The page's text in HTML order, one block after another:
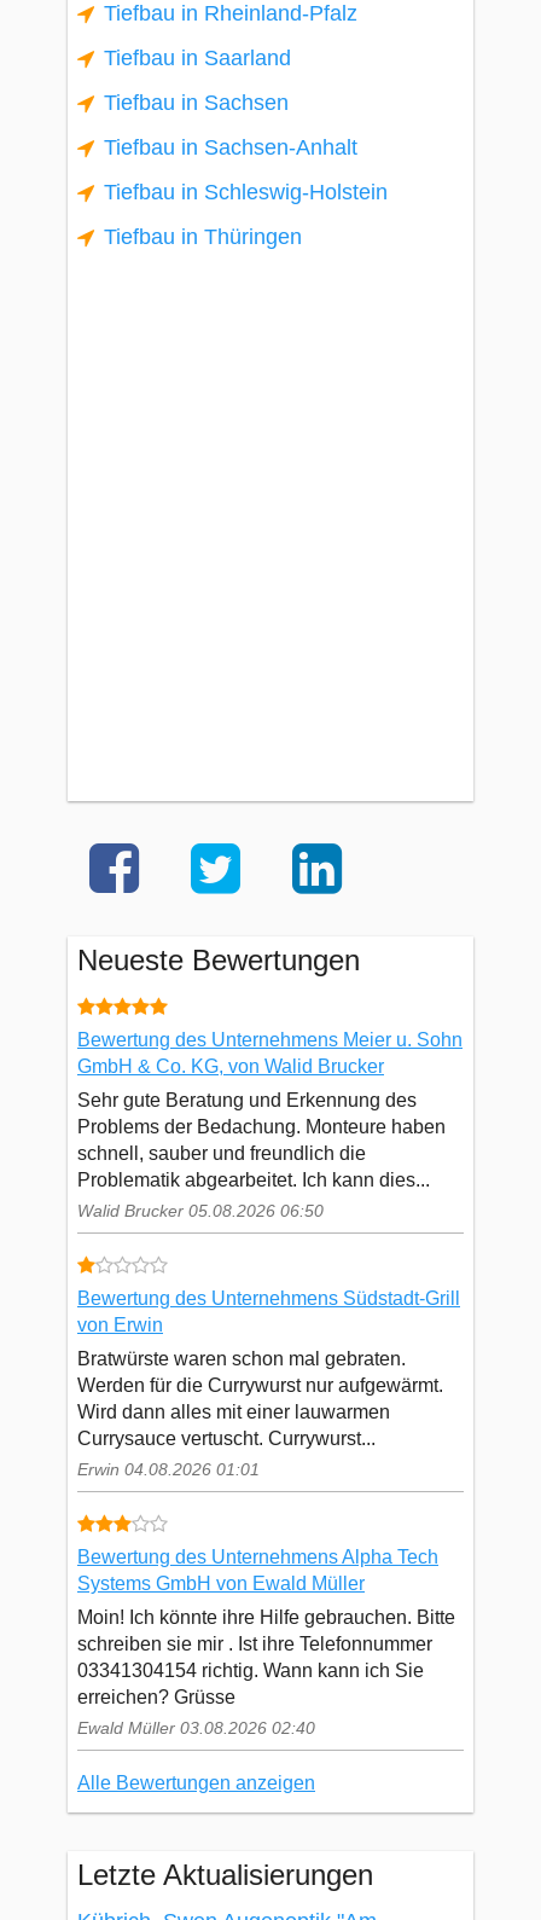
Tiefbau in Rheinland-Pfalz
Tiefbau in Saarland
Tiefbau in Sachsen
Tiefbau in Sachsen-Anhalt
Tiefbau in Schleswig-Holstein
Tiefbau in Thüringen
Neueste Bewertungen
Bewertung des Unternehmens Meier u. Sohn
GmbH & Co. KG, von Walid Brucker
Sehr gute Beratung und Erkennung des
Problems der Bedachung. Monteure haben
schnell, sauber und freundlich die
Problematik abgearbeitet. Ich kann dies...
Walid Brucker 05.08.2026 06:50
Bewertung des Unternehmens Südstadt-Grill
von Erwin
Bratwürste waren schon mal gebraten.
Werden für die Currywurst nur aufgewärmt.
Wird dann alles mit einer lauwarmen
Currysauce vertuscht. Currywurst...
Erwin 04.08.2026 01:01
Bewertung des Unternehmens Alpha Tech
Systems GmbH von Ewald Müller
Moin! Ich könnte ihre Hilfe gebrauchen. Bitte
schreiben sie mir . Ist ihre Telefonnummer
03341304154 richtig. Wann kann ich Sie
erreichen? Grüsse
Ewald Müller 03.08.2026 02:40
Alle Bewertungen anzeigen
Letzte Aktualisierungen